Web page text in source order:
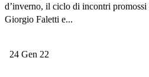
d’inverno, il ciclo di incontri
Giorgio Faletti e...
24 Gen 22